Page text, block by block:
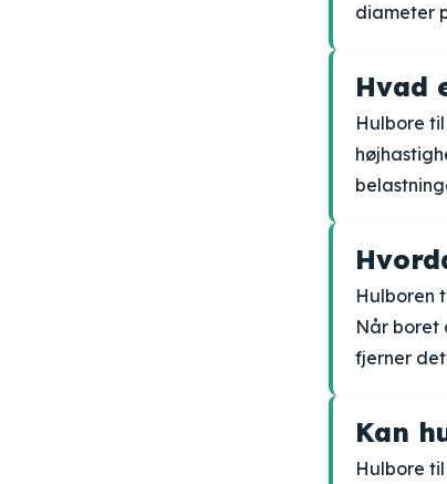
diameter
Hvad
Hulbore
Hulboren
Når boret
fjerner
Kan
Hulbore